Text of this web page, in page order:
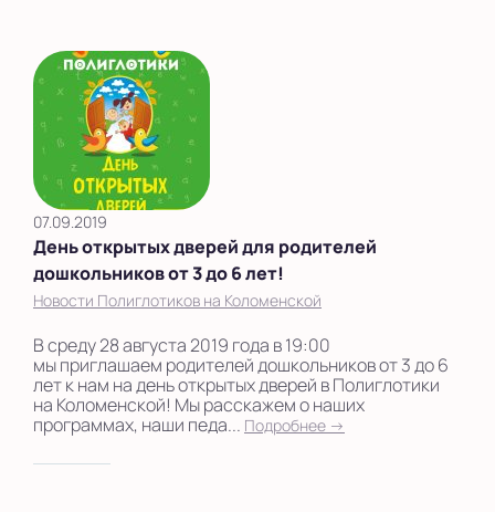
07.09.2019
День открытых дверей для родителей
дошкольников от 3 до 6 лет!
Новости Полиглотиков на Коломенской
В среду 28 августа 2019 года в 19:00
мы приглашаем родителей дошкольников от 3 до 6
лет к нам на день открытых дверей в Полиглотики
на Коломенской! Мы расскажем о наших
программах, наши педа... Подробнее →